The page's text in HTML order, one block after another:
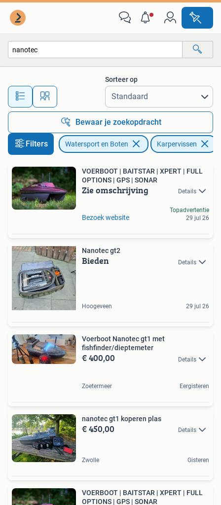
Alle afstanden…
Sorteer op
Bewaar je zoekopdracht
Filters Watersport en Boten Karpervissen
VOERBOOT | BAITSTAR | XPERT | FULL
OPTIONS | GPS | SONAR
Zie omschrijving Details
Bezoek website
Topadvertentie
29 jul 26
Nanotec gt2
Bieden Details
Hoogeveen 29 jul 26
Voerboot Nanotec gt1 met
fishfinder/dieptemeter
€ 400,00 Details
Zoetermeer Eergisteren
nanotec gt1 koperen plas
€ 450,00 Details
Zwolle Gisteren
VOERBOOT | BAITSTAR | XPERT | FULL
OPTIONS | GPS | SONAR